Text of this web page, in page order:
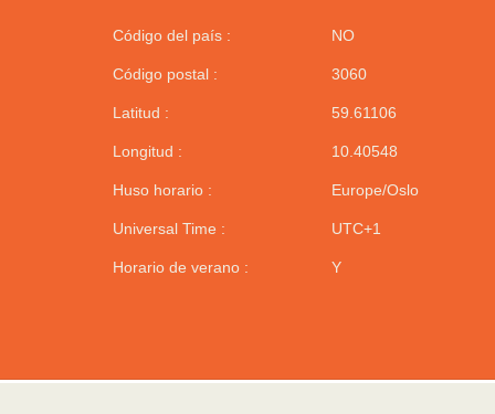
Código del país : NO
Código postal : 3060
Latitud : 59.61106
Longitud : 10.40548
Huso horario : Europe/Oslo
Universal Time : UTC+1
Horario de verano : Y